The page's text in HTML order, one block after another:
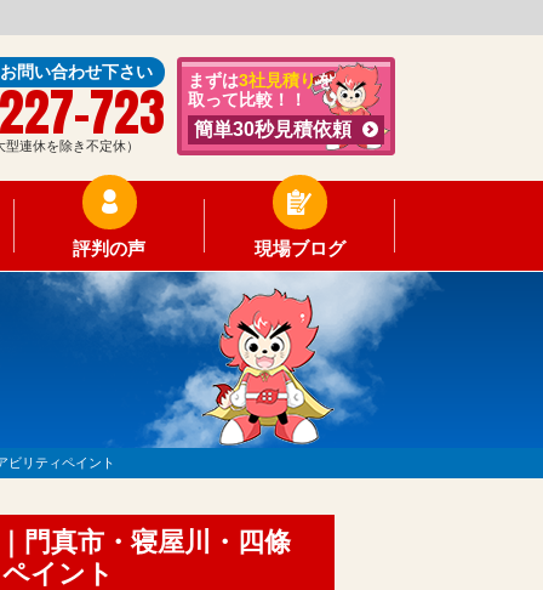
問い合わせ下さい
723
連休を除き不定休）
まずは3社見積りを
取って比較！！
簡単30秒見積依頼
評判の声 現場ブログ
ビリティペイント
門真市・寝屋川・四條
イント